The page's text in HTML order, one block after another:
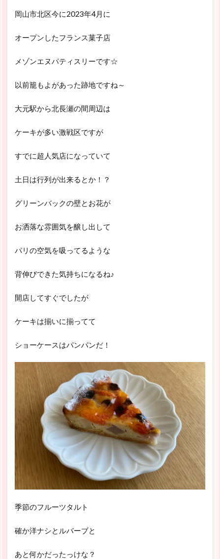
岡山市北区今に2023年4月に
オープンしたフランス菓子店
メゾンエヌパティスリーです☆
以前籠もよがあった跡地ですね～
大元駅から北長瀬の間周辺は
ケーキが多い激戦区ですが
すでに超人気店になっていて
土日は行列が出来るとか！？
グリーンバックの壁とお花が
お洒落な雰囲気を醸し出して
パリの空気を吸ってるような
背伸びできた気持ちになるね♪
開店してすぐでしたが
ケーキは揃いに揃ってて
ショーケースはパンパンだ！
季節のフルーツタルト
確か洋ナシとルバーブと
あと何かだったっけな？